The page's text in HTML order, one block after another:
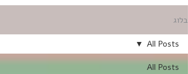
בלוג
All Posts
All Posts